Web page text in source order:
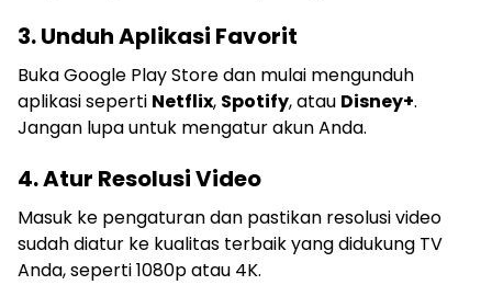
3. Unduh Aplikasi Favorit
Buka Google Play Store dan mulai mengunduh
aplikasi seperti Netflix, Spotify, atau Disney+.
Jangan lupa untuk mengatur akun Anda.
4. Atur Resolusi Video
Masuk ke pengaturan dan pastikan resolusi video
sudah diatur ke kualitas terbaik yang didukung TV
Anda, seperti 1080p atau 4K.